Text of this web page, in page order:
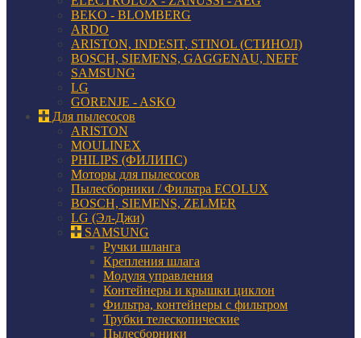
BEKO - BLOMBERG
ARDO
ARISTON, INDESIT, STINOL (СТИНОЛ)
BOSCH, SIEMENS, GAGGENAU, NEFF
SAMSUNG
LG
GORENJE - ASKO
Для пылесосов
ARISTON
MOULINEX
PHILIPS (ФИЛИПС)
Моторы для пылесосов
Пылесборники / Фильтра ECOLUX
BOSCH, SIEMENS, ZELMER
LG (Эл-Джи)
SAMSUNG
Ручки шланга
Крепления шлага
Модуля управления
Контейнеры и крышки циклон
Фильтра, контейнеры с фильтром
Трубки телескопические
Пылесборники